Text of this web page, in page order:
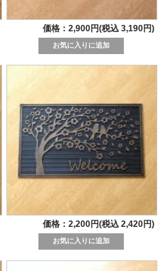
価格：2,900円(税込 3,190円)
価格：2,200円(税込 2,420円)